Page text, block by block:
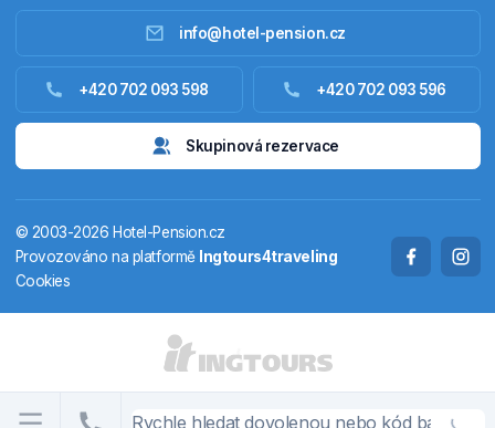
Ubytování zahraniční
Termály
Chaty a chalupy
DE
info@hotel-pension.cz
+420 702 093 598 +420 702 093 596
Skupinová rezervace
© 2003-2026 Hotel-Pension.cz
Provozováno na platformě Ingtours4traveling
Cookies